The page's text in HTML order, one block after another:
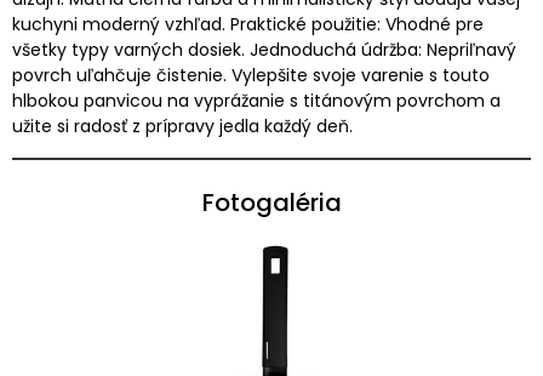
kuchyni moderný vzhľad. Praktické použitie: Vhodné pre
všetky typy varných dosiek. Jednoduchá údržba: Nepriľnavý
povrch uľahčuje čistenie. Vylepšite svoje varenie s touto
hlbokou panvicou na vyprážanie s titánovým povrchom a
užite si radosť z prípravy jedla každý deň.
Fotogaléria